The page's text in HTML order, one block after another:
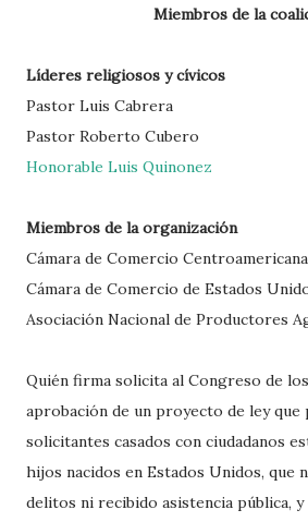
Miembros de la
Líderes religiosos y cívicos
Pastor Luis Cabrera
Pastor Roberto Cubero
Honorable Luis Quinonez
Miembros de la organización
Cámara de Comercio
Cámara de Comercio de Estados
Asociación Nacional de Productores
Quién firma solicita al Congreso de
aprobación de un proyecto de ley que
solicitantes casados ​​con ciudadanos
hijos nacidos en Estados Unidos, que
delitos ni recibido asistencia pública,